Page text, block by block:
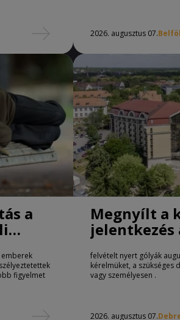
2026. augusztus 07.
a
figyelmet
Megnyílt a
jelentkezés
Egyetemen
felvételt nyert gólyák
kérelmüket, a szükséges
vagy személyesen .
2026. augusztus 07.